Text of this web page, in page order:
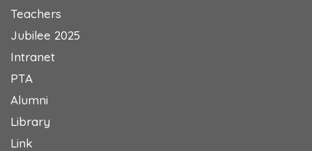
Teachers
Jubilee 2025
Intranet
PTA
Alumni
Library
Link